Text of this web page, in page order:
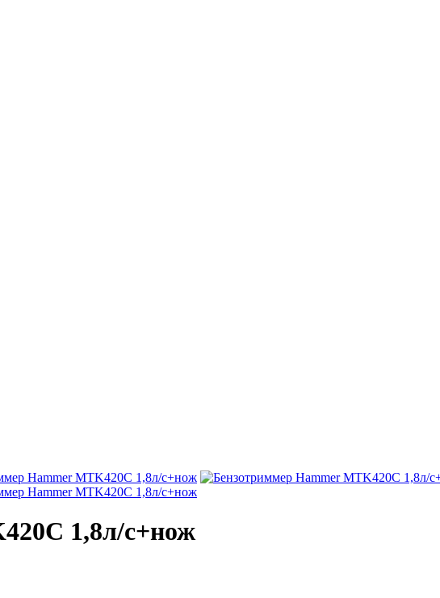
1,8л/с+нож